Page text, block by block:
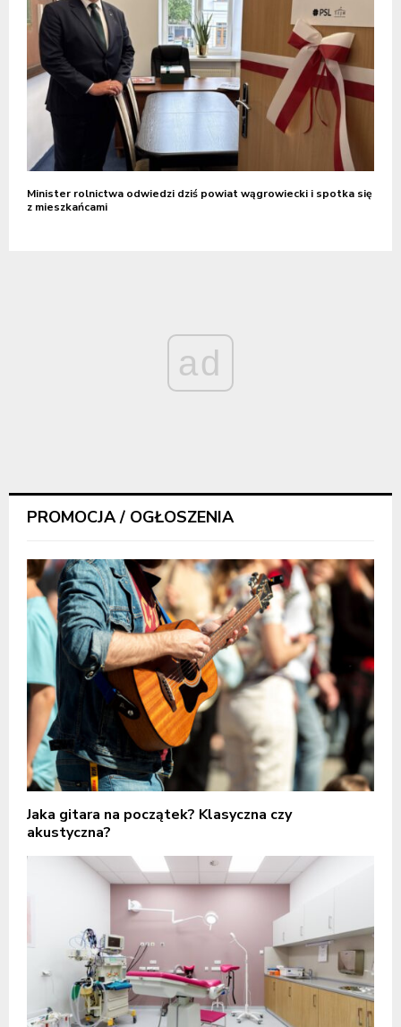
Minister rolnictwa odwiedzi dziś powiat wągrowiecki i spotka się
z mieszkańcami
ad
PROMOCJA / OGŁOSZENIA
Jaka gitara na początek? Klasyczna czy
akustyczna?